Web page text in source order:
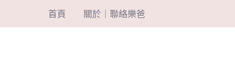
至
首頁 關於｜聯絡樂爸